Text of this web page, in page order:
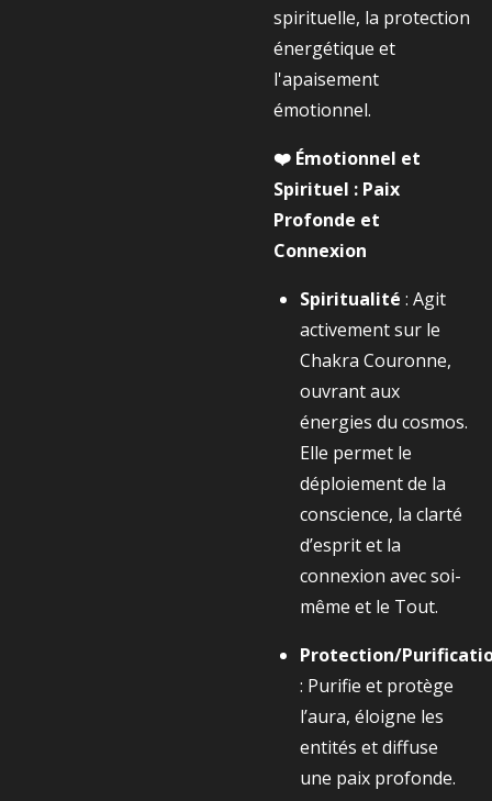
spirituelle, la protection
énergétique et
l'apaisement
émotionnel.
❤️ Émotionnel et
Spirituel : Paix
Profonde et
Connexion
Spiritualité : Agit
activement sur le
Chakra Couronne,
ouvrant aux
énergies du cosmos.
Elle permet le
déploiement de la
conscience, la clarté
d’esprit et la
connexion avec soi-
même et le Tout.
Protection/
: Purifie et protège
l’aura, éloigne les
entités et diffuse
une paix profonde.